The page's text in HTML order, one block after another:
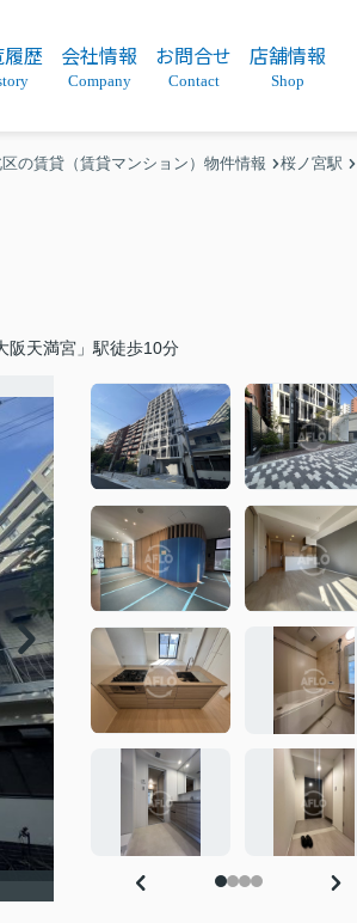
歴 会社情報
Company
お問合せ
Contact
店舗情報
Shop
区の賃貸（賃貸マンション）物件情報 桜ノ宮駅
阪天満宮」駅徒歩10分